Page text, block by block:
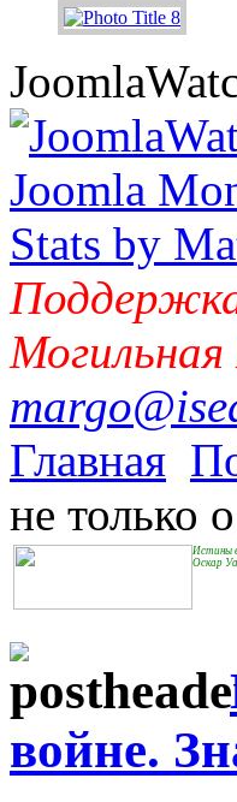
Главная
не только
Истины
Оскар
войне.